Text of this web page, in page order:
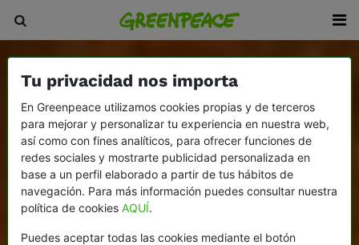
Tu privacidad nos importa
En Greenpeace utilizamos cookies propias y de terceros
para mejorar y personalizar tu experiencia en nuestra web,
así como con fines analíticos, para ofrecer funciones de
redes sociales y mostrarte publicidad personalizada en
base a un perfil elaborado a partir de tus hábitos de
navegación. Para más información puedes consultar nuestra
política de cookies AQUÍ.
Puedes aceptar todas las cookies mediante el botón